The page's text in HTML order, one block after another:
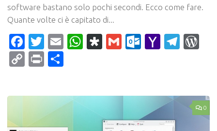
software bastano solo pochi secondi. Ecco come fare.
Quante volte ci è capitato di...
Facebook
Twitter
EmailWhatsApp
Diaspora
Gmail Yahoo
CopyPrint
0